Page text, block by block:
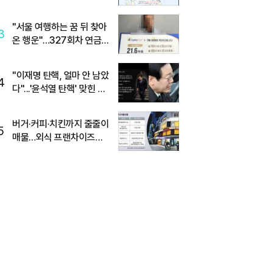
"서울 여행하는 꿈 뒤 찾아
온 행운"…327회차 연금
"이재명 탄핵, 얼마 안 남았
다"...'윤석열 탄핵' 맞힌 무
버거·커피·치킨까지 줄줄이
매물…외식 프랜차이즈